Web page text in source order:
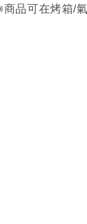
商品可在烤箱/